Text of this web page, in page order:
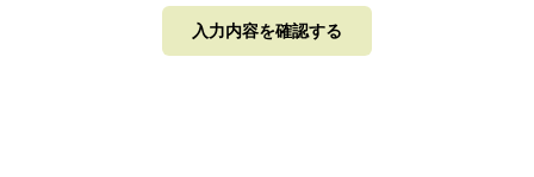
第2条　個人情報の定義
本ポリシーにおいて「個人情報」とは、個人情報保護法
入力内容を確認する